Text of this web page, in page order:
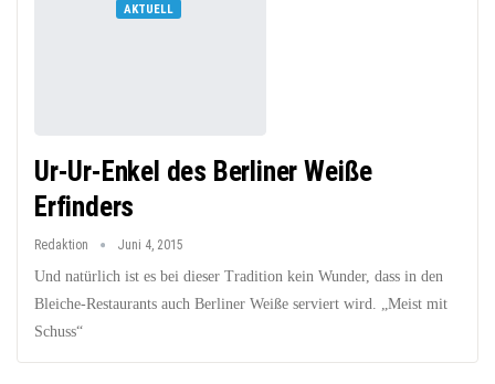
AKTUELL
Ur-Ur-Enkel des Berliner Weiße
Erfinders
Redaktion Juni 4, 2015
Und natürlich ist es bei dieser Tradition kein Wunder, dass in den
Bleiche-Restaurants auch Berliner Weiße serviert wird. „Meist mit
Schuss“